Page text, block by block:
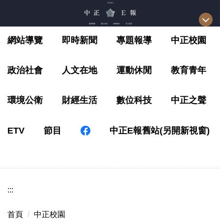
要
容
網站導覽 即時新聞 專題報導 中正校園
政治社會 人文在地 運動休閒 教育青年
環境公衛 財經生活 數位科技 中正之聲
ETV 節目 中正E報舊站(另開新視窗)
:::
首頁 中正校園